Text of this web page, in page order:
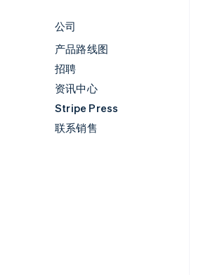
公司
产品路线图
招聘
资讯中心
Stripe Press
联系销售